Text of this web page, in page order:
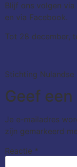
Blijf ons volgen via
en via Facebook.
Tot 28 december,
Stichting Nulandse
Geef
Je e-mailadres
zijn gemarkeerd
Reactie *